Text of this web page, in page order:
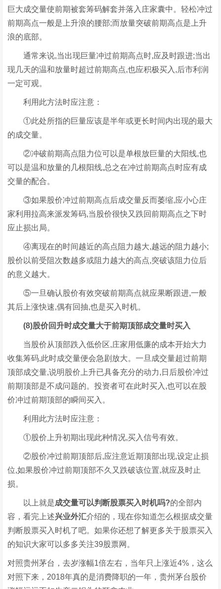
巨大成交量使前期被套筹码解套并落入庄家囊中。轻松冲过
前期高点一般是上升浪的腰部;而放量突破前期高点是上升
浪的底部。
通常来说,当出现巨量冲过前期高点时,应及时跟进;当出
现几天的温和放量时超过前期高点,也应积极买入,后市利润
一定可观。
利用此方法时应注意：
①此处所指的巨量应该是半年或更长时间内出现的最大
的成交量。
②冲破前期高点阻力位可以是单根放巨量的大阳线,也
可以是温和放量的几根阳线,总之在冲过前期高点时应有成
交量的配合。
③如果股价冲过前期高点后成交量反而萎缩,应小心庄
家利用拉高来派发筹码,当股价很快又跌回前期高点之下时
应止损出局。
④离现在的时间越近的高点阻力越大,越远的阻力越小;
股价以前受阻次数越多或阻力越大的高点,突破该阻力位后
的意义越大。
⑤一旦确认股价有效突破前期高点就应果断跟进,一般
其后上涨快速,偶有回抽,也是买入时机。
(8)股价回升时成交量大于前期顶部成交量时买入
当股价从顶部跌入低价区,庄家用低廉的成本开始大力
收集筹码,此时成交量便会急剧放大。一旦成交量超过前期
顶部成交量,说明股价上升已具备充分的动力,日后股价冲过
前期顶部是不成问题的。投资者可在此时买入,也可以在股
价冲过前期顶部的瞬间买入。
利用此方法时应注意：
①股价上升初期出现此种情况,买入信号有效。
②股价冲过前期顶部后,应注意近期顶部出现,设定止损
位,如果股价冲过前期顶部不久又跌破该位置,就应及时止
损。
以上就是成交量可以判断股票买入时机吗?的全部内
容，看完上述兴业外汇介绍的，现在你知道怎么根据成交量
判断股票买入时机了吧。如果你还想了解更多关于股票买入
的知识大家可以多多关注39股票网。
对照贵州茅台，去岁涨幅1倍左右，当年只上涨近4%，这么
对照下来，2018年真的是消费降职的一年，贵州茅台股价